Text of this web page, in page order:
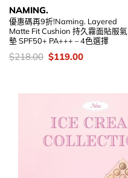
NAMING.
優惠碼再9折!Naming. Layered
Matte Fit Cushion 持久霧面貼服氣
墊 SPF50+ PA+++ – 4色選擇
價
錢：
$218.00 Original
price
$119.00Current